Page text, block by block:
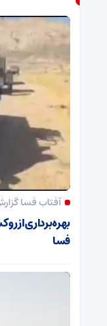
آفتاب فسا
بهره‌برداری از
فسا